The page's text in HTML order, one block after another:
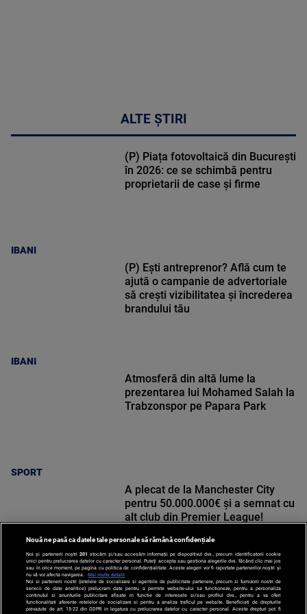
ALTE ȘTIRI
IBANI
(P) Piața fotovoltaică din București
în 2026: ce se schimbă pentru
proprietarii de case și firme
IBANI
(P) Ești antreprenor? Află cum te
ajută o campanie de advertoriale
să crești vizibilitatea și încrederea
brandului tău
SPORT
Atmosferă din altă lume la
prezentarea lui Mohamed Salah la
Trabzonspor pe Papara Park
SPORT
A plecat de la Manchester City
pentru 50.000.000€ și a semnat cu
alt club din Premier League!
Nouă ne pasă ca datele tale personale să rămână confidențiale
Noi și partenerii noștri 201 stocăm și/sau accesăm informații pe dispozitivul dvs., precum identificatorii cookie
unici pentru prelucrarea datelor cu caracter personal. Puteți accepta sau gestiona alegerile dvs. făcând clic mai jos
sau în orice moment, pe pagina cu politica de confidențialitate. Aceste alegeri vor fi raportate partenerilor noștri și
nu vă vor afecta navigarea.
Mai multe detalii
Noi si partenerii nostri (retelele de socializare si agentiile de publicitate partenere, precum si furnizorii nostri de
servicii de date analitice) prelucram date pentru a permite website-ului sa functioneze, pentru a personaliza
continutul si anunturile publicitare afisate in functie de interesele si/sau profilul dvs., pentru a va oferi
functionalitati aferente retelelor de socializare si pentru a analiza traficul pe website. Beneficiati de drepturile
prevazute de art. 15-22 din GDPR in legatura cu prelucrarea datelor cu caracter personal. Aceste drepturi pot fi